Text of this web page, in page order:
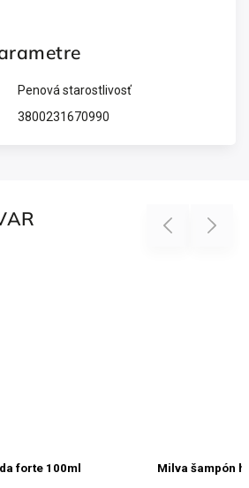
Penová starostlivosť
3800231670990
Previous
forte 100ml Milva šampón
Next